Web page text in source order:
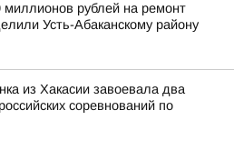
рублей на ремонт
Усть-Абаканскому району
из Хакасии завоевала два
соревнований по